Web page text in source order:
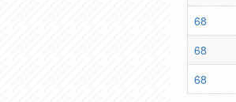
68
68
68